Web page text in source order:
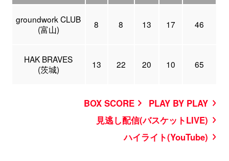
groundwork CLUB
(富山)
8 8 13 17 46
HAK BRAVES
(茨城)
13 22 20 10 65
BOX SCORE
PLAY BY PLAY
見逃し配信(バスケットLIVE)
ハイライト(YouTube)